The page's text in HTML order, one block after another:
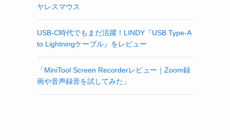
ヤレスマウス
USB-C時代でもまだ活躍！LINDY『USB Type-A
to Lightningケーブル』をレビュー
「MiniTool Screen Recorderレビュー｜Zoom録
画や音声録音を試してみた」